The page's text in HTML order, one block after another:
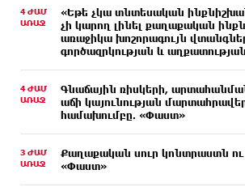
4 ԺԱՄ
ԱՌԱՋ
«Եթե չկա տնտեսական
չի կարող լինել քաղաքական
առաջիկա խոշորագույն
գործազրկության և
4 ԺԱՄ
ԱՌԱՋ
Գնաճային ռիսկերի,
աճի կայունության
համախումբը. «Փաստ»
3 ԺԱՄ
ԱՌԱՋ
Քաղաքական սուր կոնտրաստն ու
«Փաստ»